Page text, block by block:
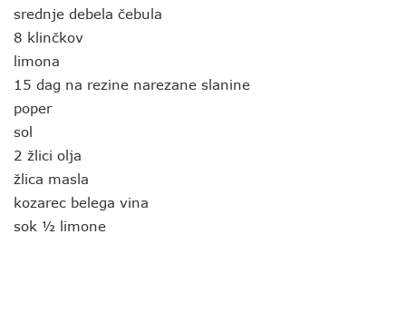
srednje debela čebula
8 klinčkov
limona
15 dag na rezine narezane slanine
poper
sol
2 žlici olja
žlica masla
kozarec belega vina
sok ½ limone